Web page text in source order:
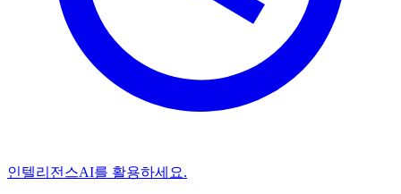
인텔리전스AI를 활용하세요.